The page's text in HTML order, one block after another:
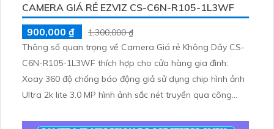
CAMERA GIÁ RẺ EZVIZ CS-C6N-R105-1L3WF
900,000 ₫
1,300,000 ₫
Thông số quan trọng về Camera Giá rẻ Không Dây CS-
C6N-R105-1L3WF thích hợp cho cửa hàng gia đình:
Xoay 360 độ chống báo động giả sử dụng chip hình ảnh
Ultra 2k lite 3.0 MP hình ảnh sắc nét truyền qua công
thoại 2 chiều thu âm và loa trong phạm vi 3m đèn led